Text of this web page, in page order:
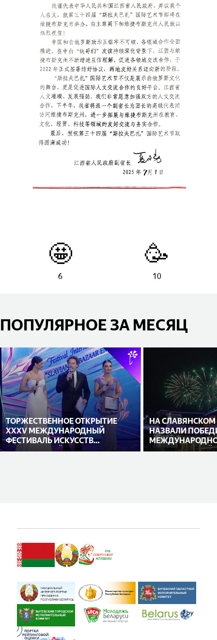
🤩
6
🥳
10
ПОПУЛЯРНОЕ ЗА МЕСЯЦ
ТОРЖЕСТВЕННОЕ ОТКРЫТИЕ
XXXV МЕЖДУНАРОДНЫЙ
ФЕСТИВАЛЬ ИСКУССТВ
«СЛАВЯНСКИЙ БАЗАР В
НА СЛАВЯНСКОМ
НАЗВАЛИ
ИСПОЛНИТЕЛЕЙ